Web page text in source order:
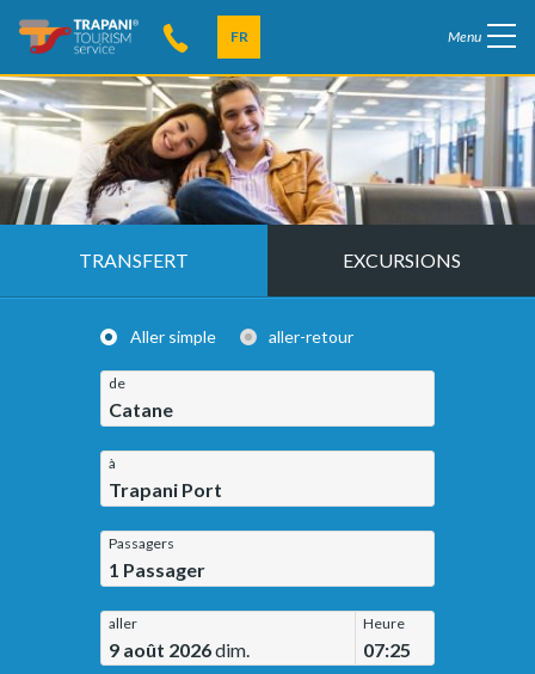
FR Menu
TRANSFERT EXCURSIONS
Aller simple aller-retour
de
Catane
à
Trapani Port
Passagers
1 Passager
aller
9 août 2026dim.
Heure
07:25